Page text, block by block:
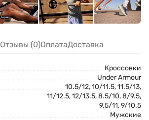
Отзывы (0)ОплатаДоставка
Кроссовки
Under Armour
10.5/12, 10/11.5, 11.5/13,
11/12.5, 12/13.5, 8.5/10, 8/9.5,
9.5/11, 9/10.5
Мужские